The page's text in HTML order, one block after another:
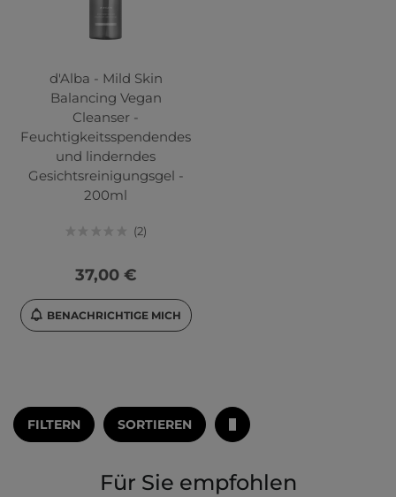
d'Alba - Mild Skin
Balancing Vegan
Cleanser -
Feuchtigkeitsspendendes
und linderndes
Gesichtsreinigungsgel -
200ml
2
37,00 €
BENACHRICHTIGE MICH
FILTERN SORTIEREN
Für Sie empfohlen